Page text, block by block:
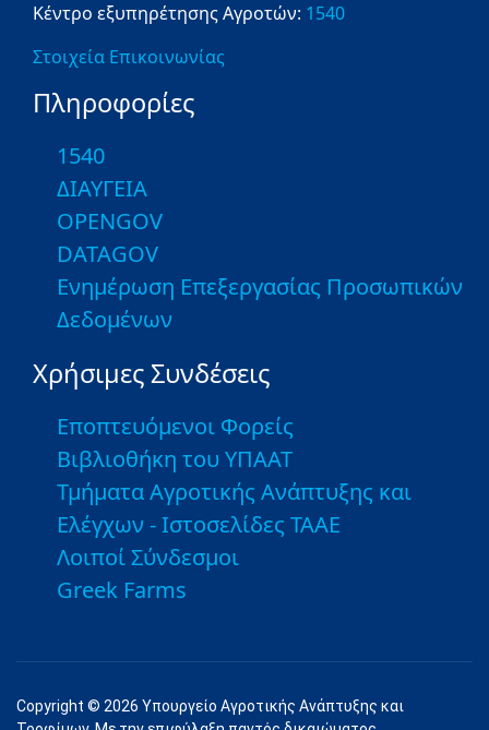
Κέντρο εξυπηρέτησης Αγροτών: 1540
Στοιχεία Επικοινωνίας
Πληροφορίες
1540
ΔΙΑΥΓΕΙΑ
OPENGOV
DATAGOV
Ενημέρωση Επεξεργασίας Προσωπικών
Δεδομένων
Χρήσιμες Συνδέσεις
Εποπτευόμενοι Φορείς
Βιβλιοθήκη του ΥΠΑΑΤ
Τμήματα Αγροτικής Ανάπτυξης και
Ελέγχων - Ιστοσελίδες ΤΑΑΕ
Λοιποί Σύνδεσμοι
Greek Farms
Copyright © 2026 Υπουργείο Αγροτικής Ανάπτυξης και